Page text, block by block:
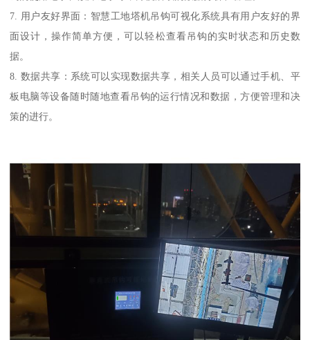
7. 用户友好界面：智慧工地塔机吊钩可视化系统具有用户友好的界
面设计，操作简单方便，可以轻松查看吊钩的实时状态和历史数
据。
8. 数据共享：系统可以实现数据共享，相关人员可以通过手机、平
板电脑等设备随时随地查看吊钩的运行情况和数据，方便管理和决
策的进行。